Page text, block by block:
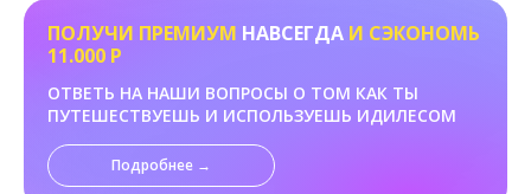
ПОЛУЧИ ПРЕМИУМ НАВСЕГДА И СЭКОНОМЬ
11.000 Р
ОТВЕТЬ НА НАШИ ВОПРОСЫ О ТОМ КАК ТЫ
ПУТЕШЕСТВУЕШЬ И ИСПОЛЬЗУЕШЬ ИДИЛЕСОМ
Подробнее →